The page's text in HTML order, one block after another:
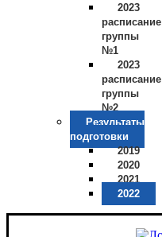
2023
расписание
группы
№1
2023
расписание
группы
№2
Результаты
подготовки
2019
2020
2021
2022